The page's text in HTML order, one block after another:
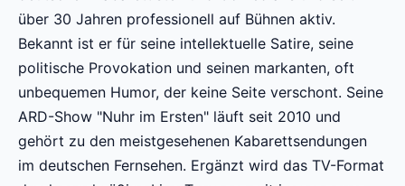
über 30 Jahren professionell auf Bühnen aktiv.
Bekannt ist er für seine intellektuelle Satire, seine
politische Provokation und seinen markanten, oft
unbequemen Humor, der keine Seite verschont. Seine
ARD-Show "Nuhr im Ersten" läuft seit 2010 und
gehört zu den meistgesehenen Kabarettsendungen
im deutschen Fernsehen. Ergänzt wird das TV-Format